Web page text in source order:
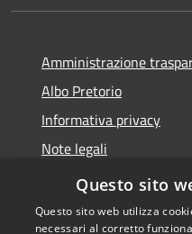
Amministrazione
Albo Pretorio
Informativa privacy
Note legali
Dichiarazione di
Questo sito
Questo sito web utilizza
necessari al corretto